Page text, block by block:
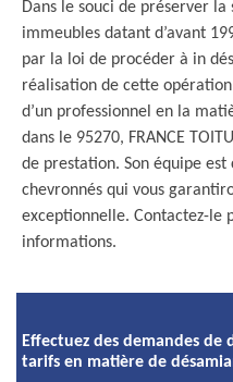
Dans le souci de préserver la
immeubles datant d’avant
par la loi de procéder à in
réalisation de cette
d’un professionnel en la
dans le 95270, FRANCE
de prestation. Son équipe est
chevronnés qui vous
exceptionnelle. Contactez-le
informations.
Effectuez des demandes
tarifs en matière de